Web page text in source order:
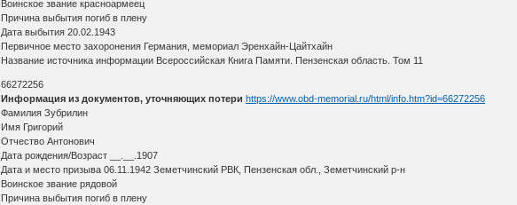
Воинское звание красноармеец
Причина выбытия погиб в плену
Дата выбытия 20.02.1943
Первичное место захоронения Германия, мемориал Эренхайн-Цайтхайн
Название источника информации Всероссийская Книга Памяти. Пензенская область. Том 11
66272256
Информация из документов, уточняющих потери https://www.obd-memorial.ru/html/info.htm?id=66272256
Фамилия Зубрилин
Имя Григорий
Отчество Антонович
Дата рождения/Возраст __.__.1907
Дата и место призыва 06.11.1942 Земетчинский РВК, Пензенская обл., Земетчинский р-н
Воинское звание рядовой
Причина выбытия погиб в плену